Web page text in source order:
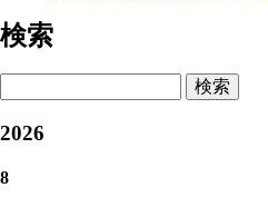
検索
検索
2026
8